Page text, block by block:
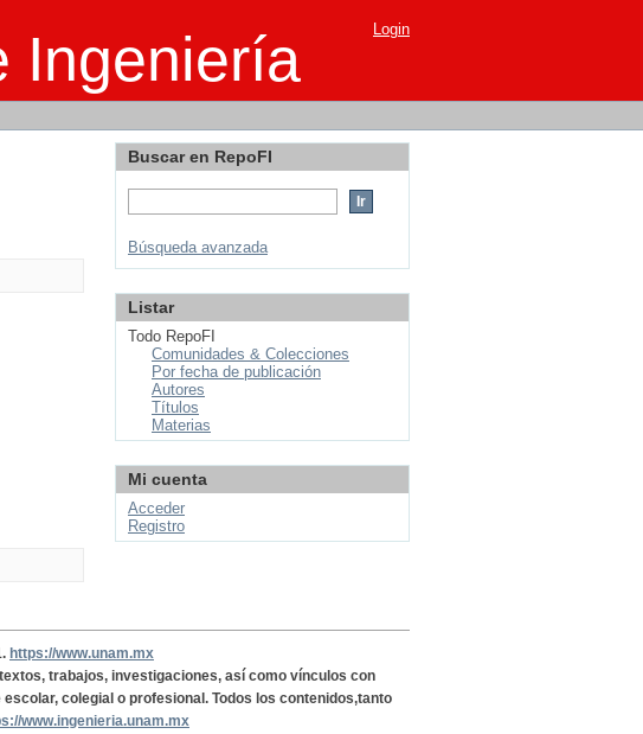
Ingeniería Login
Buscar en RepoFI
Búsqueda avanzada
Listar
Todo RepoFI
Comunidades & Colecciones
Por fecha de publicación
Autores
Títulos
Materias
Mi cuenta
Acceder
Registro
https://www.unam.mx
trabajos, investigaciones, así como vínculos con
colegial o profesional. Todos los contenidos,tanto
www.ingenieria.unam.mx